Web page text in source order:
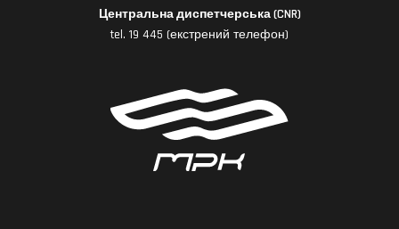
Центральна диспетчерська (CNR)
tel. 19 445 (екстрений телефон)